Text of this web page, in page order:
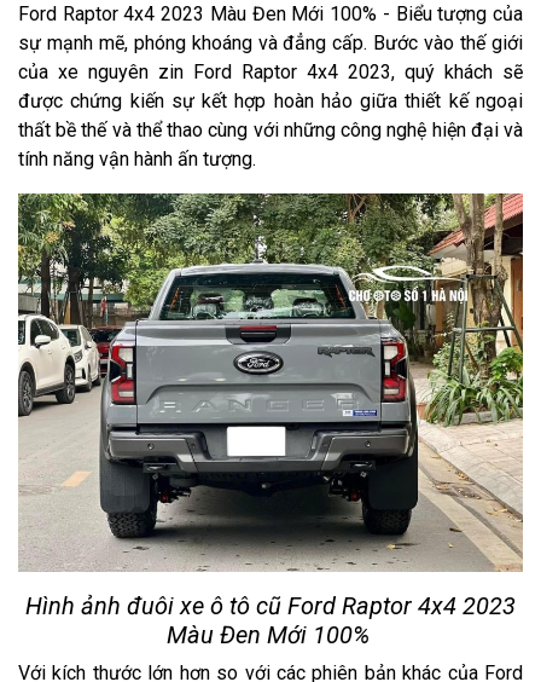
Ford Raptor 4x4 2023 Màu Đen Mới 100% - Biểu tượng của
sự mạnh mẽ, phóng khoáng và đẳng cấp. Bước vào thế giới
của xe nguyên zin Ford Raptor 4x4 2023, quý khách sẽ
được chứng kiến sự kết hợp hoàn hảo giữa thiết kế ngoại
thất bề thế và thể thao cùng với những công nghệ hiện đại và
tính năng vận hành ấn tượng.
Hình ảnh đuôi xe ô tô cũ Ford Raptor 4x4 2023
Màu Đen Mới 100%
Với kích thước lớn hơn so với các phiên bản khác của Ford